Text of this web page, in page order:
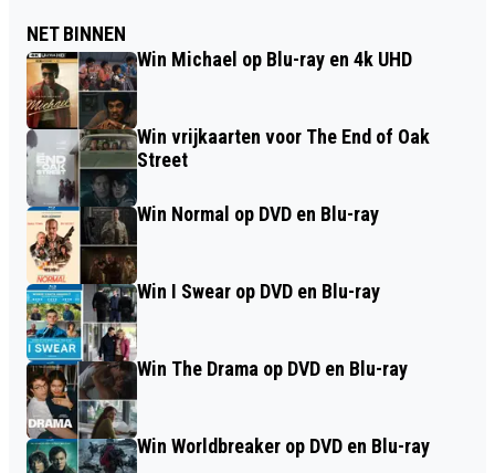
NET BINNEN
Win Michael op Blu-ray en 4k UHD
Win vrijkaarten voor The End of Oak
Street
Win Normal op DVD en Blu-ray
Win I Swear op DVD en Blu-ray
Win The Drama op DVD en Blu-ray
Win Worldbreaker op DVD en Blu-ray